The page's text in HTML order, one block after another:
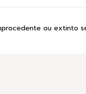
ou extinto